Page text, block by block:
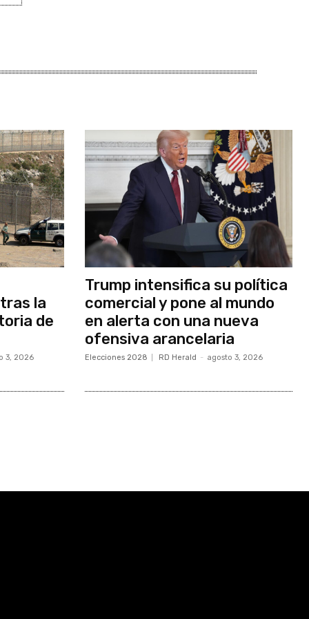
la
de
3, 2026
Trump intensifica su política
comercial y pone al mundo
en alerta con una nueva
ofensiva arancelaria
Elecciones 2028 RD Herald - agosto 3, 2026